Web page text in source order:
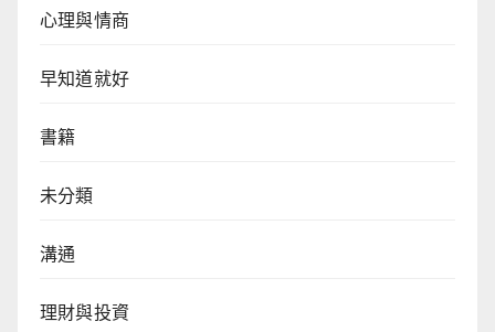
心理與情商
早知道就好
書籍
未分類
溝通
理財與投資